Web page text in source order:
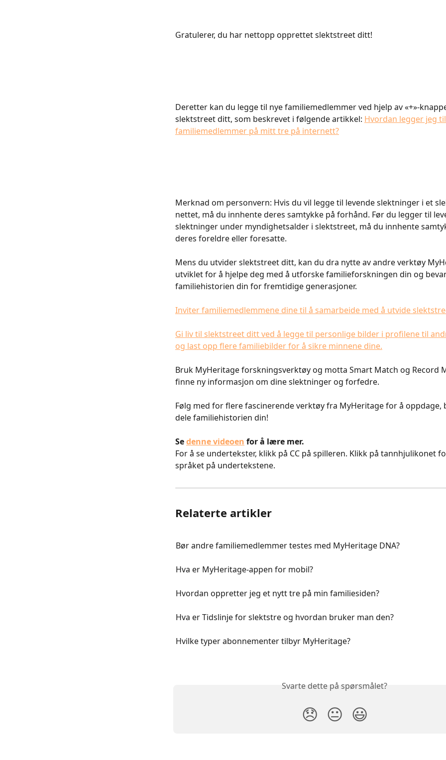
Gratulerer, du har nettopp opprettet slektstreet ditt!
Deretter kan du legge til nye familiemedlemmer ved hjelp av «+»-
slektstreet ditt, som beskrevet i følgende artikkel: Hvordan legger jeg til
familiemedlemmer på mitt tre på internett?
Merknad om personvern: Hvis du vil legge til levende slektninger i et
nettet, må du innhente deres samtykke på forhånd. Før du legger til
slektninger under myndighetsalder i slektstreet, må du innhente
deres foreldre eller foresatte.
Mens du utvider slektstreet ditt, kan du dra nytte av andre verktøy
utviklet for å hjelpe deg med å utforske familieforskningen din og
familiehistorien din for fremtidige generasjoner.
Inviter familiemedlemmene dine til å samarbeide med å utvide
Gi liv til slektstreet ditt ved å legge til personlige bilder i profilene til
og last opp flere familiebilder for å sikre minnene dine.
Bruk MyHeritage forskningsverktøy og motta Smart Match og Record
finne ny informasjon om dine slektninger og forfedre.
Følg med for flere fascinerende verktøy fra MyHeritage for å oppdage,
dele familiehistorien din!
Se denne videoen for å lære mer.
​​​​For å se undertekster, klikk på CC på spilleren. Klikk på tannhjulikonet
språket på undertekstene.​
Relaterte artikler
Bør andre familiemedlemmer testes med MyHeritage DNA?
Hva er MyHeritage-appen for mobil?
Hvordan oppretter jeg et nytt tre på min familiesiden?
Hva er Tidslinje for slektstre og hvordan bruker man den?
Hvilke typer abonnementer tilbyr MyHeritage?
Svarte dette på spørsmålet?
😞 😐 😃